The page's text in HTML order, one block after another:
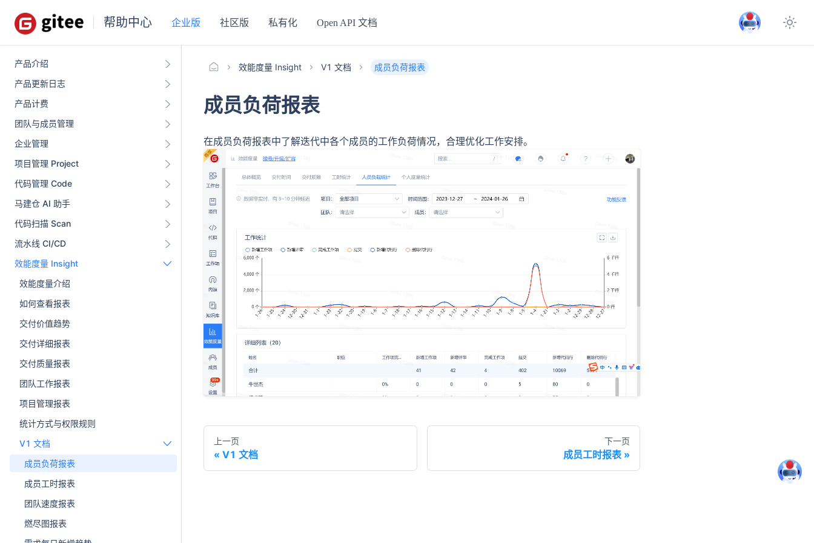
帮助中心 企业版 社区版 私有化 Open API 文档
产品介绍
产品更新日志
产品计费
团队与成员管理
企业管理
项目管理 Project
代码管理 Code
马建仓 AI 助手
代码扫描 Scan
流水线 CI/CD
效能度量 Insight
效能度量介绍
如何查看报表
交付价值趋势
交付详细报表
交付质量报表
团队工作报表
项目管理报表
统计方式与权限规则
V1 文档
成员负荷报表
成员工时报表
团队速度报表
燃尽图报表
效能度量 Insight V1 文档 成员负荷报表
成员负荷报表
在成员负荷报表中了解迭代中各个成员的工作负荷情况，合理优化工作安排。
上一页
V1 文档
下一页
成员工时报表